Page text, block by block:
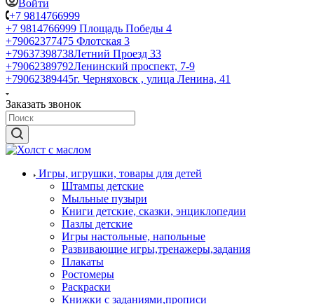
Войти
+7 9814766999
+7 9814766999 Площадь Победы 4
+79062377475 Флотская 3
+79637398738Летний Проезд 33
+79062389792Ленинский проспект, 7-9
+79062389445г. Черняховск , улица Ленина, 41
Заказать звонок
Игры, игрушки, товары для детей
Штампы детские
Мыльные пузыри
Книги детские, сказки, энциклопедии
Пазлы детские
Игры настольные, напольные
Развивающие игры,тренажеры,задания
Плакаты
Ростомеры
Раскраски
Книжки с заданиями,прописи